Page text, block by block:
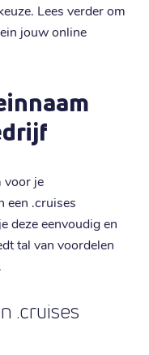
Lees verder om
jouw online
voor je
een .cruises
deze eenvoudig en
tal van voordelen
.cruises